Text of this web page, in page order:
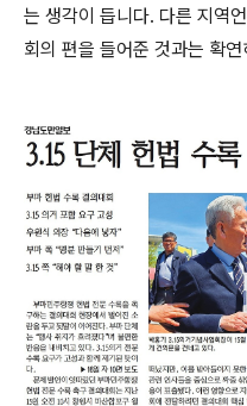
는 생각이 듭니다. 다른 지역
회의 편을 들어준 것과는 확